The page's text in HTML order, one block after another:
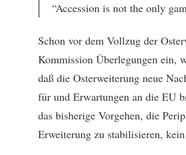
“Accession is not the only
Schon vor dem Vollzug der
Kommission Überlegungen ein,
daß die Osterweiterung neue
für und Erwartungen an die EU
das bisherige Vorgehen, die
Erweiterung zu stabilisieren,